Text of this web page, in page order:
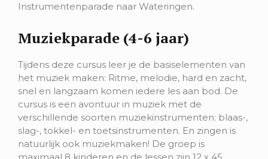
Instrumentenparade naar Wateringen.
Muziekparade (4-6 jaar)
Tijdens deze cursus leer je de basiselementen van
het muziek maken: Ritme, melodie, hard en zacht,
snel en langzaam komen iedere les aan bod. De
cursus is een avontuur in muziek met de
verschillende soorten muziekinstrumenten: blaas-,
slag-, tokkel- en toetsinstrumenten. En zingen is
natuurlijk ook muziekmaken! De groep is